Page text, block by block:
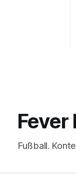
Fever
Fußball.